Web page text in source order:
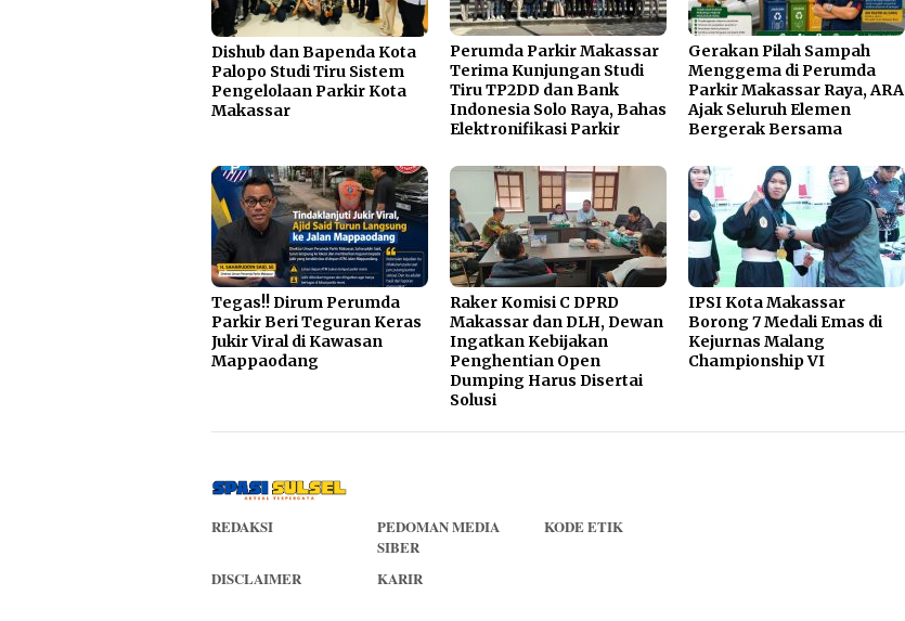
Dishub dan Bapenda Kota
Palopo Studi Tiru Sistem
Pengelolaan Parkir Kota
Makassar
Perumda Parkir Makassar
Terima Kunjungan Studi
Tiru TP2DD dan Bank
Indonesia Solo Raya, Bahas
Elektronifikasi Parkir
Gerakan Pilah Sampah
Menggema di Perumda
Parkir Makassar Raya, ARA
Ajak Seluruh Elemen
Bergerak Bersama
Tegas!! Dirum Perumda
Parkir Beri Teguran Keras
Jukir Viral di Kawasan
Mappaodang
Raker Komisi C DPRD
Makassar dan DLH, Dewan
Ingatkan Kebijakan
Penghentian Open
Dumping Harus Disertai
Solusi
IPSI Kota Makassar
Borong 7 Medali Emas di
Kejurnas Malang
Championship VI
REDAKSI
PEDOMAN MEDIA
SIBER
KODE ETIK
DISCLAIMER KARIR